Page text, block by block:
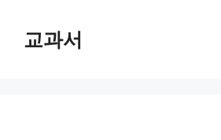
교과서